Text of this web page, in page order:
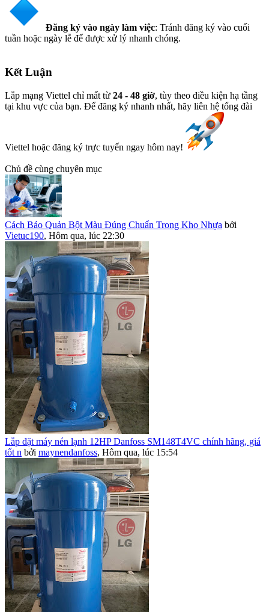
Đăng ký vào ngày làm việc: Tránh đăng ký vào cuối
tuần hoặc ngày lễ để được xử lý nhanh chóng.
Kết Luận
Lắp mạng Viettel chỉ mất từ 24 - 48 giờ, tùy theo điều kiện hạ tầng
tại khu vực của bạn. Để đăng ký nhanh nhất, hãy liên hệ tổng đài
Viettel hoặc đăng ký trực tuyến ngay hôm nay!
Chủ đề cùng chuyên mục
Cách Bảo Quản Bột Màu Đúng Chuẩn Trong Kho Nhựa bởi
Vietuc190, Hôm qua, lúc 22:30
Lắp đặt máy nén lạnh 12HP Danfoss SM148T4VC chính hãng, giá
tốt n bởi maynendanfoss, Hôm qua, lúc 15:54